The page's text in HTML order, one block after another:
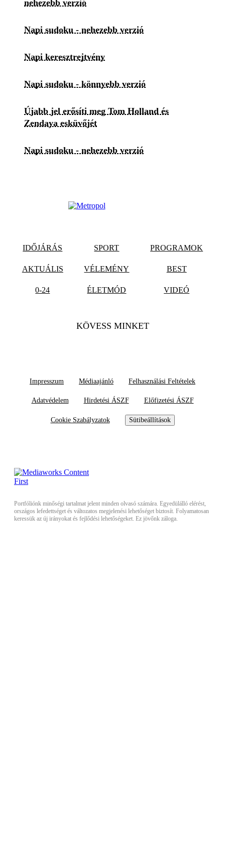
nehezebb verzió
Napi sudoku - nehezebb verzió
Napi keresztrejtvény
Napi sudoku - könnyebb verzió
Újabb jel erősíti meg Tom Holland és
Zendaya esküvőjét
Napi sudoku - nehezebb verzió
IDŐJÁRÁS SPORT PROGRAMOK
AKTUÁLIS VÉLEMÉNY BEST
0-24 ÉLETMÓD VIDEÓ
KÖVESS MINKET
Impresszum Médiaajánló Felhasználási Feltételek
Adatvédelem Hirdetési ÁSZF Előfizetési ÁSZF
Cookie Szabályzatok Sütibeállítások
Portfóliónk minőségi tartalmat jelent minden olvasó számára. Egyedülálló elérést,
országos lefedettséget és változatos megjelenési lehetőséget biztosít. Folyamatosan
keressük az új irányokat és fejlődési lehetőségeket. Ez jövőnk záloga.